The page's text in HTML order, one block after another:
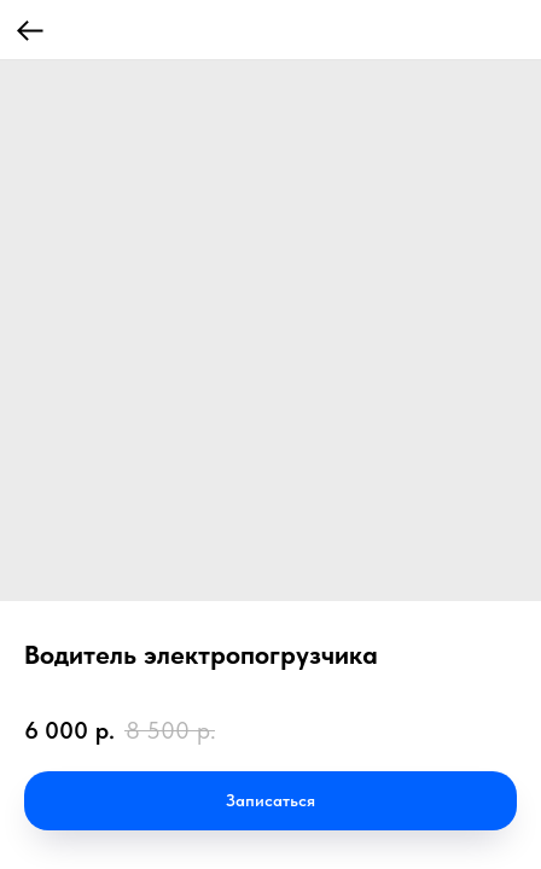
Водитель электропогрузчика
6 000 р. 8 500 р.
Записаться